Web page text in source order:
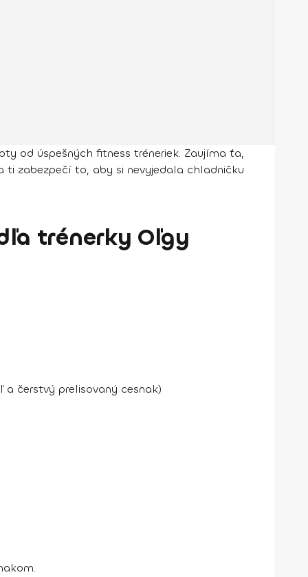
od úspešných fitness tréneriek. Zaujíma ťa,
ti zabezpečí to, aby si nevyjedala chladničku
trénerky Oľgy
čerstvý prelisovaný cesnak)